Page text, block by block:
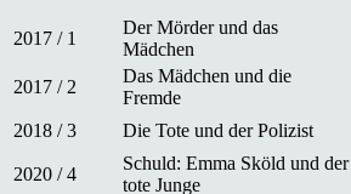
2017 / 1
Der Mörder und das
Mädchen
2017 / 2
Das Mädchen und die
Fremde
2018 / 3 Die Tote und der Polizist
2020 / 4
Schuld: Emma Sköld und der
tote Junge